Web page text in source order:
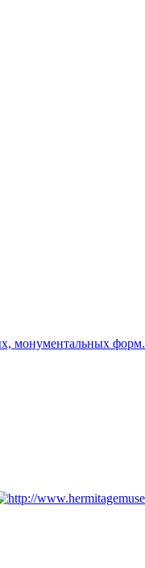
монументальных форм.